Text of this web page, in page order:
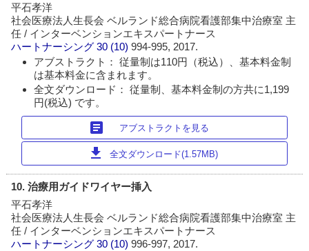
平石孝洋
社会医療法人生長会 ベルランド総合病院看護部集中治療室 主
任 / インターベンションエキスパートナース
ハートナーシング 30 (10)994-995, 2017.
アブストラクト： 従量制は110円（税込）、基本料金制
は基本料金に含まれます。
全文ダウンロード： 従量制、基本料金制の方共に1,199
円(税込) です。
article アブストラクトを見る
download 全文ダウンロード(1.57MB)
10. 治療用ガイドワイヤー挿入
平石孝洋
社会医療法人生長会 ベルランド総合病院看護部集中治療室 主
任 / インターベンションエキスパートナース
ハートナーシング 30 (10)996-997, 2017.